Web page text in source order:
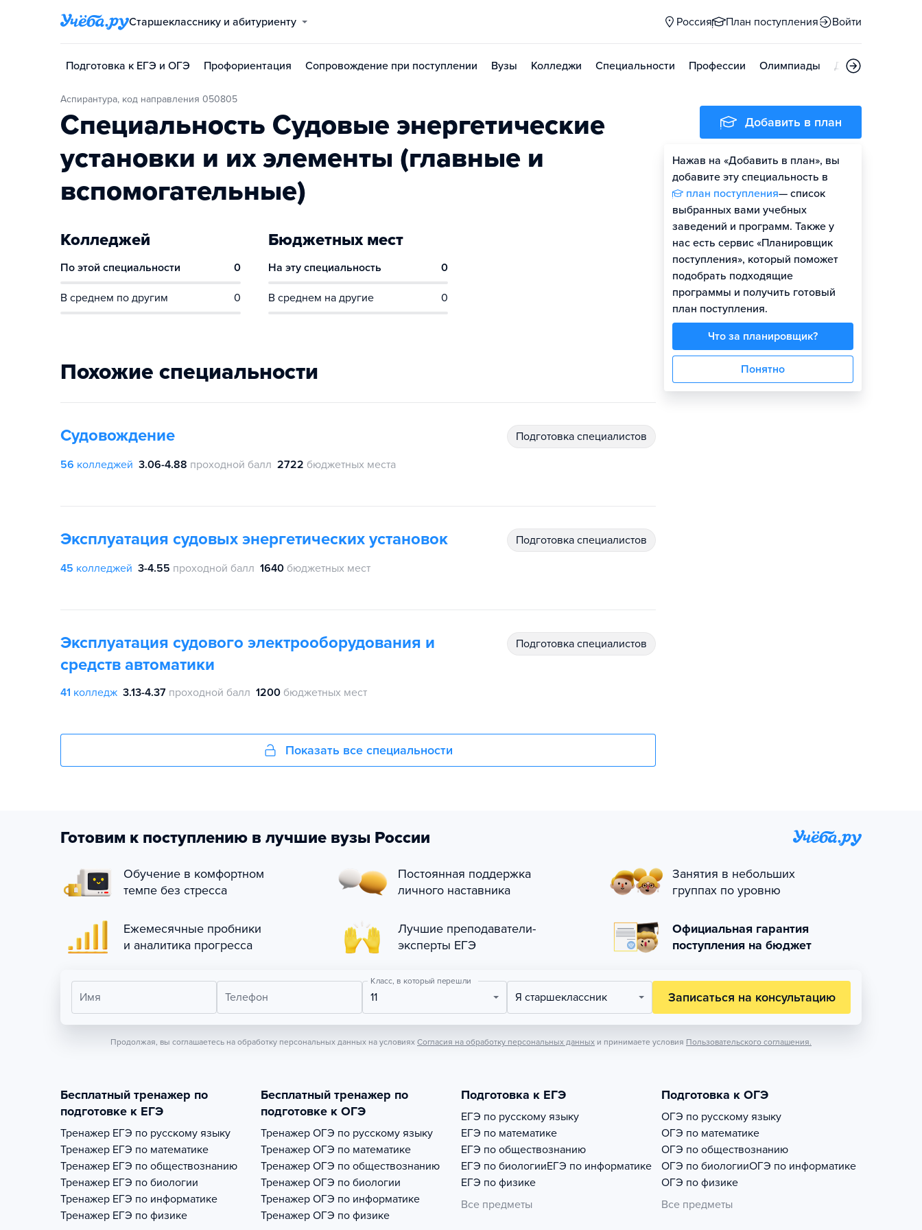
Старшекласснику и абитуриенту Россия План поступления Войти
Подготовка к ЕГЭ и ОГЭ Профориентация Сопровождение при поступлении Вузы Колледжи Специальности Профессии Олимпиады Дни открытых
Аспирантура, код направления 050805
Специальность Судовые энергетические
установки и их элементы (главные и
вспомогательные)
Колледжей
По этой специальности 0
В среднем по другим 0
Бюджетных мест
На эту специальность 0
В среднем на другие 0
Похожие специальности
Судовождение подготовка специалистов
56 колледжей 3.06-4.88 проходной балл 2722 бюджетных места
Эксплуатация судовых энергетических установок подготовка специалистов
45 колледжей 3-4.55 проходной балл 1640 бюджетных мест
Эксплуатация судового электрооборудования и
средств автоматики
подготовка специалистов
41 колледж 3.13-4.37 проходной балл 1200 бюджетных мест
Показать все специальности
Добавить в план
Нажав на «Добавить в план», вы
добавите эту специальность в
план поступления— список
выбранных вами учебных
заведений и программ. Также у
нас есть сервис «Планировщик
поступления», который поможет
подобрать подходящие
программы и получить готовый
план поступления.
Что за планировщик?
Понятно
Готовим к поступлению в лучшие вузы России
Обучение в комфортном
темпе без стресса
Постоянная поддержка
личного наставника
Занятия в небольших
группах по уровню
Ежемесячные пробники
и аналитика прогресса
Лучшие преподаватели-
эксперты ЕГЭ
Официальная гарантия
поступления на бюджет
Имя Телефон
Класс, в который перешли
11 Я старшеклассник Записаться на консультацию
Продолжая, вы соглашаетесь на обработку персональных данных на условиях Согласия на обработку персональных данных и принимаете условия Пользовательского соглашения.
Бесплатный тренажер по
подготовке к ЕГЭ
Тренажер ЕГЭ по русскому языку
Тренажер ЕГЭ по математике
Тренажер ЕГЭ по обществознанию
Тренажер ЕГЭ по биологии
Тренажер ЕГЭ по информатике
Тренажер ЕГЭ по физике
Бесплатный тренажер по
подготовке к ОГЭ
Тренажер ОГЭ по русскому языку
Тренажер ОГЭ по математике
Тренажер ОГЭ по обществознанию
Тренажер ОГЭ по биологии
Тренажер ОГЭ по информатике
Тренажер ОГЭ по физике
Подготовка к ЕГЭ
ЕГЭ по русскому языку
ЕГЭ по математике
ЕГЭ по обществознанию
ЕГЭ по биологииЕГЭ по информатике
ЕГЭ по физике
Все предметы
Подготовка к ОГЭ
ОГЭ по русскому языку
ОГЭ по математике
ОГЭ по обществознанию
ОГЭ по биологииОГЭ по информатике
ОГЭ по физике
Все предметы